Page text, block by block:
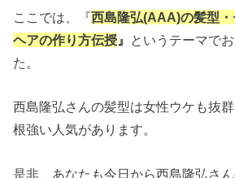
ここでは、『西島隆弘(AAA)の髪型
ヘアの作り方伝授 』 というテーマで
た。
西島隆弘さんの髪型は女性ウケも抜
根強い人気があります。
是非、あなたも今日から西島隆弘さ